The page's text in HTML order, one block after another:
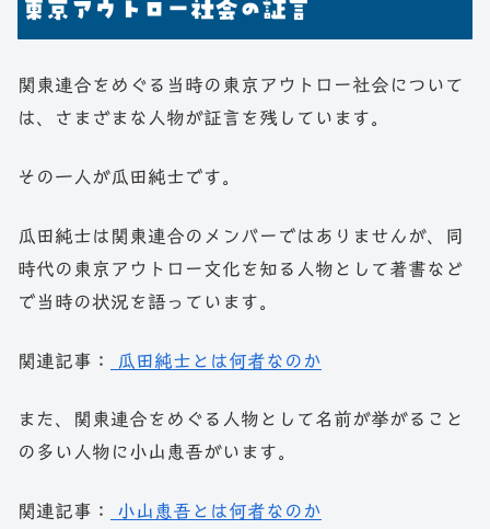
東京アウトロー社会の証言
関東連合をめぐる当時の東京アウトロー社会について
は、さまざまな人物が証言を残しています。
その一人が瓜田純士です。
瓜田純士は関東連合のメンバーではありませんが、同
時代の東京アウトロー文化を知る人物として著書など
で当時の状況を語っています。
関連記事： 瓜田純士とは何者なのか
また、関東連合をめぐる人物として名前が挙がること
の多い人物に小山恵吾がいます。
関連記事： 小山恵吾とは何者なのか